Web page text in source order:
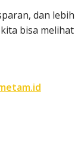
dan lebih
bisa melihat